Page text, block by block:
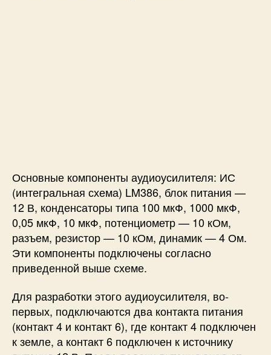
Основные компоненты аудиоусилителя: ИС
(интегральная схема) LM386, блок питания —
12 В, конденсаторы типа 100 мкФ, 1000 мкФ,
0,05 мкФ, 10 мкФ, потенциометр — 10 кОм,
разъем, резистор — 10 кОм, динамик — 4 Ом.
Эти компоненты подключены согласно
приведенной выше схеме.
Для разработки этого аудиоусилителя, во-
первых, подключаются два контакта питания
(контакт 4 и контакт 6), где контакт 4 подключен
к земле, а контакт 6 подключен к источнику